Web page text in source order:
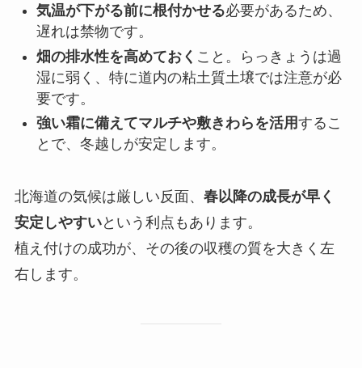
気温が下がる前に根付かせる必要があるため、
遅れは禁物です。
畑の排水性を高めておく こと。らっきょうは過
湿に弱く、特に道内の粘土質土壌では注意が必
要です。
強い霜に備えてマルチや敷きわらを活用するこ
とで、冬越しが安定します。
北海道の気候は厳しい反面、 春以降の成長が早く
安定しやすいという利点もあります。
植え付けの成功が、その後の収穫の質を大きく左
右します。